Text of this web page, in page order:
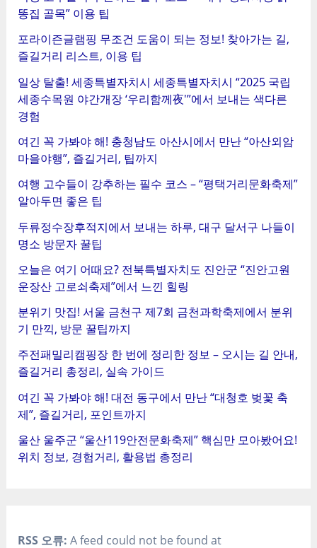
똥집 골목” 이용 팁
포라이즌글램핑 무조건 도움이 되는 정보! 찾아가는 길,
즐길거리 리스트, 이용 팁
일상 탈출! 세종특별자치시 세종특별자치시 “2025 국립
세종수목원 야간개장 ‘우리함께夜'”에서 보내는 색다른
경험
여긴 꼭 가봐야 해! 충청남도 아산시에서 만난 “아산외암
마을야행”, 즐길거리, 팁까지
여행 고수들이 강추하는 필수 코스 – “평택거리문화축제”
알아두면 좋은 팁
두류정수장후적지에서 보내는 하루, 대구 달서구 나들이
명소 방문자 꿀팁
오늘은 여기 어때요? 전북특별자치도 진안군 “진안고원
운장산 고로쇠축제”에서 느낀 힐링
분위기 맛집! 서울 금천구 제7회 금천과학축제에서 분위
기 만끽, 방문 꿀팁까지
주전패밀리캠핑장 한 번에 정리한 정보 – 오시는 길 안내,
즐길거리 총정리, 실속 가이드
여긴 꼭 가봐야 해! 대전 동구에서 만난 “대청호 벚꽃 축
제”, 즐길거리, 포인트까지
울산 울주군 “울산119안전문화축제” 핵심만 모아봤어요!
위치 정보, 경험거리, 활용법 총정리
RSS 오류: A feed could not be found at